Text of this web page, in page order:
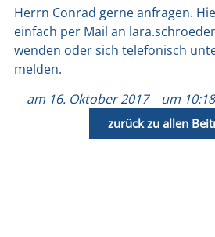
Herrn Con­rad ger­ne anfra­gen.
ein­fach per Mail an
wen­den oder sich tele­fo­nisch
mel­den.
am 16. Oktober 2017 um 10:18
zurück zu allen